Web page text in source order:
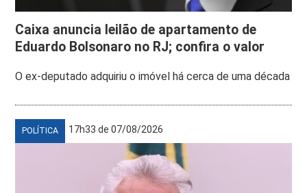
Caixa anuncia leilão de apartamento de
Eduardo Bolsonaro no RJ; confira o valor
O ex-deputado adquiriu o imóvel há cerca de uma década
POLÍTICA 17h33 de 07/08/2026